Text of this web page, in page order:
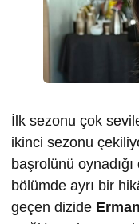
İlk sezonu çok
ikinci sezonu
başrolünü
bölümde ayrı bir
geçen dizide Erman